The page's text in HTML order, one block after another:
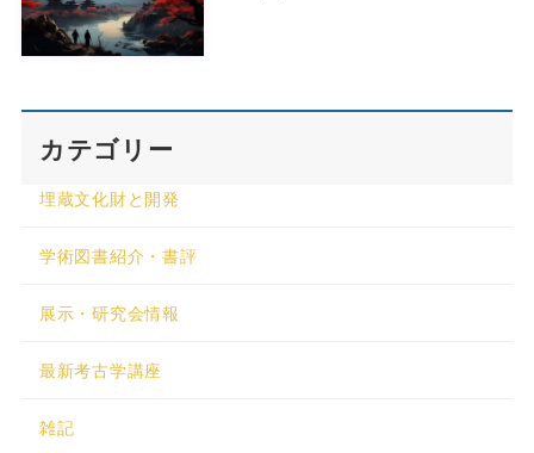
カテゴリー
埋蔵文化財と開発
学術図書紹介・書評
展示・研究会情報
最新考古学講座
雑記